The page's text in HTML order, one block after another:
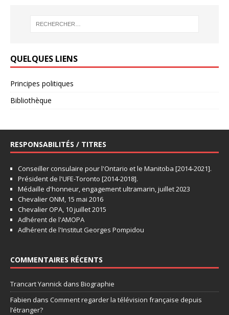
QUELQUES LIENS
Principes politiques
Bibliothèque
RESPONSABILITÉS / TITRES
Conseiller consulaire pour l'Ontario et le Manitoba [2014-2021].
Président de l'UFE-Toronto [2014-2018].
Médaille d'honneur, engagement ultramarin, juillet 2023
Chevalier ONM, 15 mai 2016
Chevalier OPA, 10 juillet 2015
Adhérent de l'AMOPA
Adhérent de l'Institut Georges Pompidou
COMMENTAIRES RÉCENTS
Trancart Yannick dans Biographie
Fabien dans Comment regarder la télévision française depuis
l’étranger?